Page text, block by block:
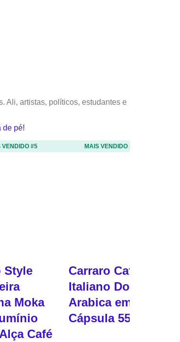
Ali, artistas, políticos, estudantes e
de pé!
VENDIDO #5
Style
Moka
Café
MAIS VENDIDO #6
Carraro Café
Italiano Dolce
Arabica em
Cápsula 55g